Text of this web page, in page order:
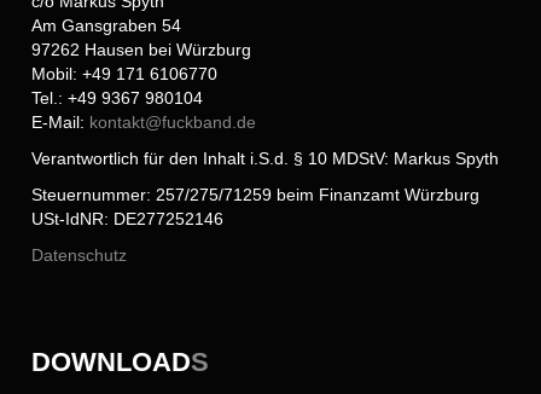
Am Gansgraben 54
97262 Hausen bei Würzburg
Mobil: +49 171 6106770
Tel.: +49 9367 980104
E-Mail: kontakt@fuckband.de
Verantwortlich für den Inhalt i.S.d. § 10 MDStV: Markus Spyth
Steuernummer: 257/275/71259 beim Finanzamt Würzburg
USt-IdNR: DE277252146
Datenschutz
DOWNLOADS